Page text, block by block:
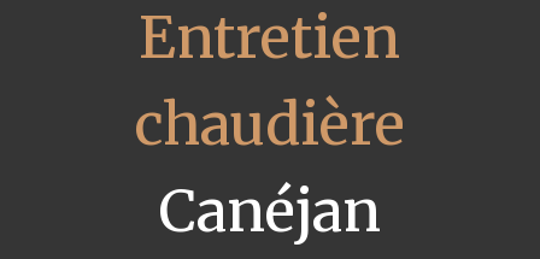
Entretien
chaudière
Canéjan